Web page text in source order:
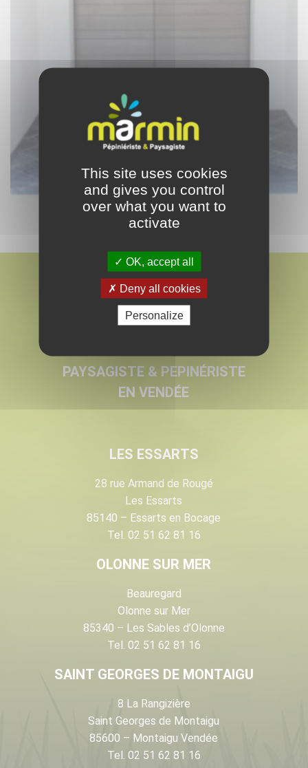
PAYSAGISTE & PEPINÉRISTE
EN VENDÉE
LES ESSARTS
28 rue Armand de Rougé
Les Essarts
85140 – Essarts en Bocage
Tel. 02 51 62 81 16
OLONNE SUR MER
Beauregard
Olonne sur Mer
85340 – Les Sables d’Olonne
Tel. 02 51 62 81 16
SAINT GEORGES DE MONTAIGU
8 La Rangizière
Saint Georges de Montaigu
85600 – Montaigu Vendée
Tel. 02 51 62 81 16
This site uses cookies
and gives you control
over what you want to
activate
OK, accept all
Deny all cookies
Personalize